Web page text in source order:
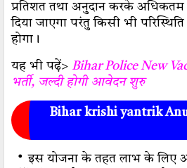
प्रतिशत तथा अनुदान करके अधिकतम
दिया जाएगा परंतु किसी भी
होगा।
यह भी पढ़ें> Bihar Police New
भर्ती, जल्दी होगी आवेदन शुरु
Bihar krishi yantrik
・इस योजना के तहत लाभ के